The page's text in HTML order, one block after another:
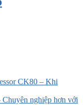
CK80 – Khi
nghiệp hơn với